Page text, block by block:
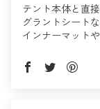
テント本体と直
グラントシート
インナーマット